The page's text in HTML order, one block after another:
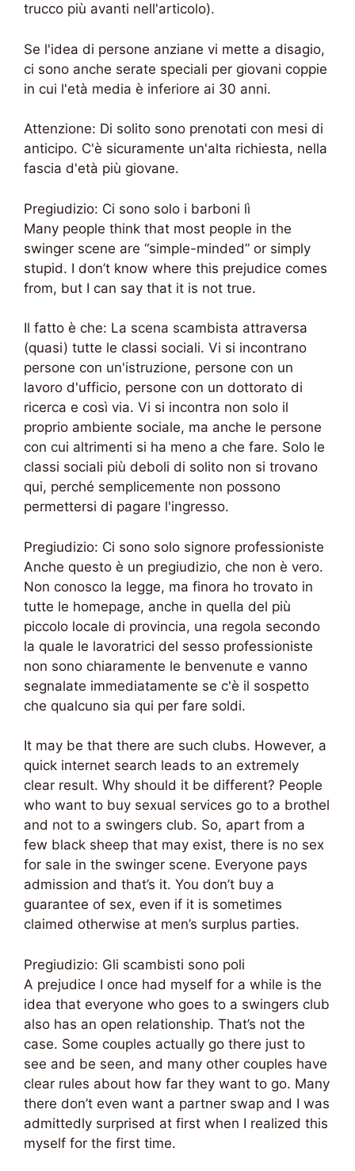
trucco più avanti nell'articolo).
Se l'idea di persone anziane vi mette a disagio,
ci sono anche serate speciali per giovani coppie
in cui l'età media è inferiore ai 30 anni.
Attenzione: Di solito sono prenotati con mesi di
anticipo. C'è sicuramente un'alta richiesta, nella
fascia d'età più giovane.
Pregiudizio: Ci sono solo i barboni lì
Many people think that most people in the
swinger scene are “simple-minded” or simply
stupid. I don’t know where this prejudice comes
from, but I can say that it is not true.
Il fatto è che: La scena scambista attraversa
(quasi) tutte le classi sociali. Vi si incontrano
persone con un'istruzione, persone con un
lavoro d'ufficio, persone con un dottorato di
ricerca e così via. Vi si incontra non solo il
proprio ambiente sociale, ma anche le persone
con cui altrimenti si ha meno a che fare. Solo le
classi sociali più deboli di solito non si trovano
qui, perché semplicemente non possono
permettersi di pagare l'ingresso.
Pregiudizio: Ci sono solo signore professioniste
Anche questo è un pregiudizio, che non è vero.
Non conosco la legge, ma finora ho trovato in
tutte le homepage, anche in quella del più
piccolo locale di provincia, una regola secondo
la quale le lavoratrici del sesso professioniste
non sono chiaramente le benvenute e vanno
segnalate immediatamente se c'è il sospetto
che qualcuno sia qui per fare soldi.
It may be that there are such clubs. However, a
quick internet search leads to an extremely
clear result. Why should it be different? People
who want to buy sexual services go to a brothel
and not to a swingers club. So, apart from a
few black sheep that may exist, there is no sex
for sale in the swinger scene. Everyone pays
admission and that’s it. You don’t buy a
guarantee of sex, even if it is sometimes
claimed otherwise at men’s surplus parties.
Pregiudizio: Gli scambisti sono poli
A prejudice I once had myself for a while is the
idea that everyone who goes to a swingers club
also has an open relationship. That’s not the
case. Some couples actually go there just to
see and be seen, and many other couples have
clear rules about how far they want to go. Many
there don’t even want a partner swap and I was
admittedly surprised at first when I realized this
myself for the first time.